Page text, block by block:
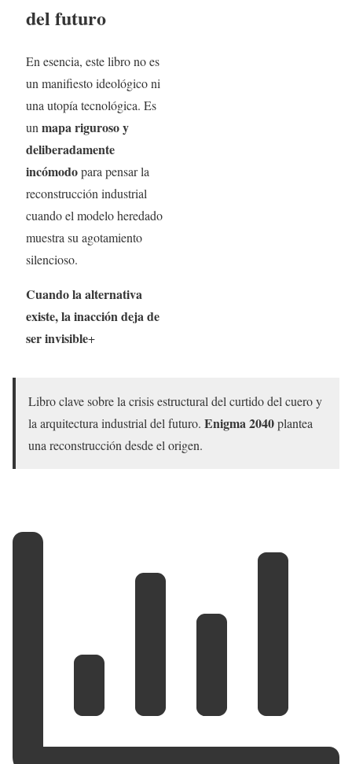
del futuro
En esencia, este libro no es
un manifiesto ideológico ni
una utopía tecnológica. Es
un mapa riguroso y
deliberadamente
incómodopara pensar la
reconstrucción industrial
cuando el modelo heredado
muestra su agotamiento
silencioso.
Cuando la alternativa
existe, la inacción deja de
ser invisible+
Libro clave sobre la crisis estructural del curtido del cuero y
la arquitectura industrial del futuro. Enigma 2040plantea
una reconstrucción desde el origen.